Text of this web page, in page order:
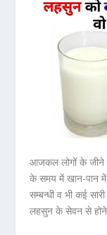
आजकल लोगों के जीने
के समय में खान-पान में
सम्बन्धी व भी कई
लहसुन के सेवन से होने